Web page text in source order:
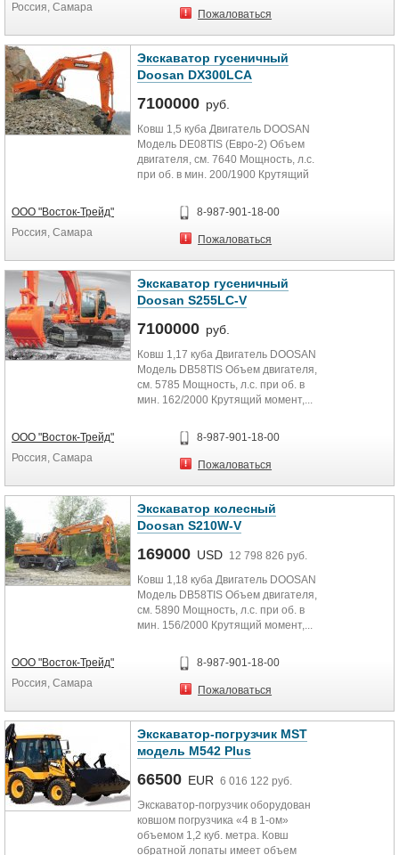
Россия, Самара
Пожаловаться
Экскаватор гусеничный
Doosan DX300LCA
7100000 руб.
Ковш 1,5 куба Двигатель DOOSAN
Модель DE08TIS (Евро-2) Объем
двигателя, см. 7640 Мощность, л.с.
при об. в мин. 200/1900 Крутящий
ООО "Восток-Трейд"
Россия, Самара
8-987-901-18-00
Пожаловаться
Экскаватор гусеничный
Doosan S255LC-V
7100000 руб.
Ковш 1,17 куба Двигатель DOOSAN
Модель DB58TIS Объем двигателя,
см. 5785 Мощность, л.с. при об. в
мин. 162/2000 Крутящий момент,...
ООО "Восток-Трейд"
Россия, Самара
8-987-901-18-00
Пожаловаться
Экскаватор колесный
Doosan S210W-V
169000 USD 12 798 826 руб.
Ковш 1,18 куба Двигатель DOOSAN
Модель DB58TIS Объем двигателя,
см. 5890 Мощность, л.с. при об. в
мин. 156/2000 Крутящий момент,...
ООО "Восток-Трейд"
Россия, Самара
8-987-901-18-00
Пожаловаться
Экскаватор-погрузчик MST
модель M542 Plus
66500 EUR 6 016 122 руб.
Экскаватор-погрузчик оборудован
ковшом погрузчика «4 в 1-ом»
объемом 1,2 куб. метра. Ковш
обратной лопаты имеет объем